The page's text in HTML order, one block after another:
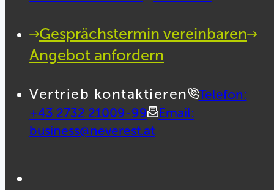
Gesprächstermin vereinbaren
Angebot anfordern
Vertrieb kontaktieren
Telefon:
+43 2732 21009-99
Email:
business@neverest.at